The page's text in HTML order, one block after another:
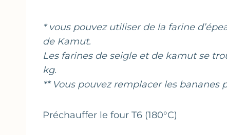
* vous pouvez utiliser de la farine
de Kamut.
Les farines de seigle et de kamut se
kg.
** Vous pouvez remplacer les bananes
Préchauffer le four T6 (180°C)